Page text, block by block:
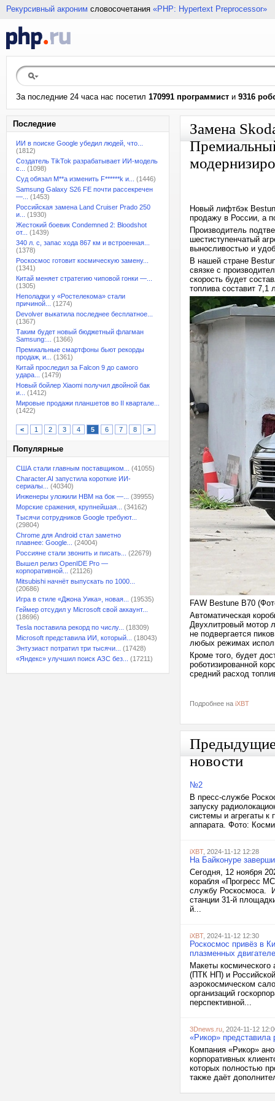
Рекурсивный акроним словосочетания «PHP: Hypertext Preprocessor»
За последние 24 часа нас посетил 170991 программист и 9316
Последние
ИИ в поиске Google убедил людей, что...
(1812)
Создатель TikTok разрабатывает ИИ-модель
с...
(1098)
Суд обязал M**a изменить F******k и...
(1446)
Samsung Galaxy S26 FE почти рассекречен
—...
(1453)
Российская замена Land Cruiser Prado 250
и...
(1930)
Жестокий боевик Condemned 2: Bloodshot
от...
(1439)
340 л. с, запас хода 867 км и встроенная...
(1378)
Роскосмос готовит космическую замену...
(1341)
Китай меняет стратегию чиповой гонки —...
(1305)
Неполадки у «Ростелекома» стали
причиной...
(1274)
Devolver выкатила последнее бесплатное...
(1367)
Таким будет новый бюджетный флагман
Samsung:...
(1366)
Премиальные смартфоны бьют рекорды
продаж, и...
(1361)
Китай проследил за Falcon 9 до самого
удара...
(1479)
Новый бойлер Xiaomi получил двойной бак
и...
(1412)
Мировые продажи планшетов во II квартале...
(1422)
< 1 2 3 4 5 6 7 8 >
Популярные
США стали главным поставщиком...
(41055)
Character.AI запустила короткие ИИ-
сериалы...
(40340)
Инженеры уложили HBM на бок —...
(39955)
Морские сражения, крупнейшая...
(34162)
Тысячи сотрудников Google требуют...
(29804)
Chrome для Android стал заметно
плавнее: Google...
(24004)
Россияне стали звонить и писать...
(22679)
Вышел релиз OpenIDE Pro —
корпоративной...
(21126)
Mitsubishi начнёт выпускать по 1000...
(20686)
Игра в стиле «Джона Уика», новая...
(19535)
Геймер отсудил у Microsoft свой аккаунт...
(18696)
Tesla поставила рекорд по числу...
(18309)
Microsoft представила ИИ, который...
(18043)
Энтузиаст потратил три тысячи...
(17428)
«Яндекс» улучшил поиск АЗС без...
(17211)
Замена
Новый лифтбэк
продажу в России, а
Производитель
шестиступенчатый
выносливостью и
В нашей стране
связке с
скорость будет
топлива составит 7,1
FAW Bestune B70
Автоматическая
Двухлитровый мотор
не подвергается
любых режимах
Кроме того, будет
роботизированной
средний расход
Подробнее на iXBT
новости
№2
В пресс-службе
запуску
системы и агрегаты к
аппарата. Фото:
iXBT, 2024-11-12 12:28
На Байконуре
Сегодня, 12 ноября
корабля «Прогресс
службу Роскосмоса.
станции 31-й
й...
iXBT, 2024-11-12 12:30
Роскосмос привёз в
плазменных
Макеты космического
(ПТК НП) и
аэрокосмическом
организаций
перспективной...
3Dnews.ru , 2024-11-12
«Рикор»
Компания «Рикор»
корпоративных
которых полностью
также даёт